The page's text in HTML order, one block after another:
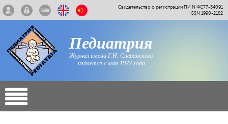
Свидетельство о регистрации ПИ N ФС77-34091
ISSN 1990-2182
Педиатрия
Журнал имени Г.Н. Сперанского
издается с мая 1922 года